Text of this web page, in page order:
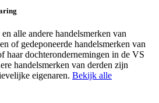
alle andere handelsmerken van
of gedeponeerde handelsmerken van
haar dochterondernemingen in de VS
handelsmerken van derden zijn
eigenaren. Bekijk alle